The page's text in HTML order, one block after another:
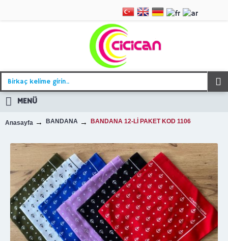
MENÜ
Anasayfa BANDANA BANDANA 12-Lİ PAKET KOD 1106